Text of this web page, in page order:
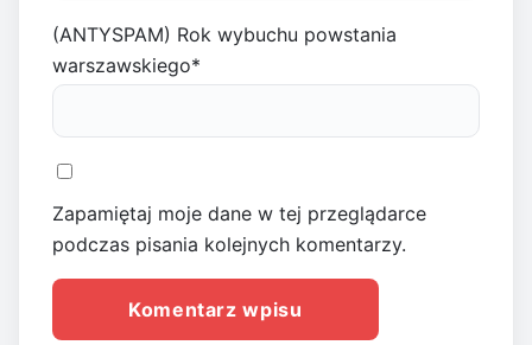
(ANTYSPAM) Rok wybuchu powstania
warszawskiego*
Zapamiętaj moje dane w tej przeglądarce
podczas pisania kolejnych komentarzy.